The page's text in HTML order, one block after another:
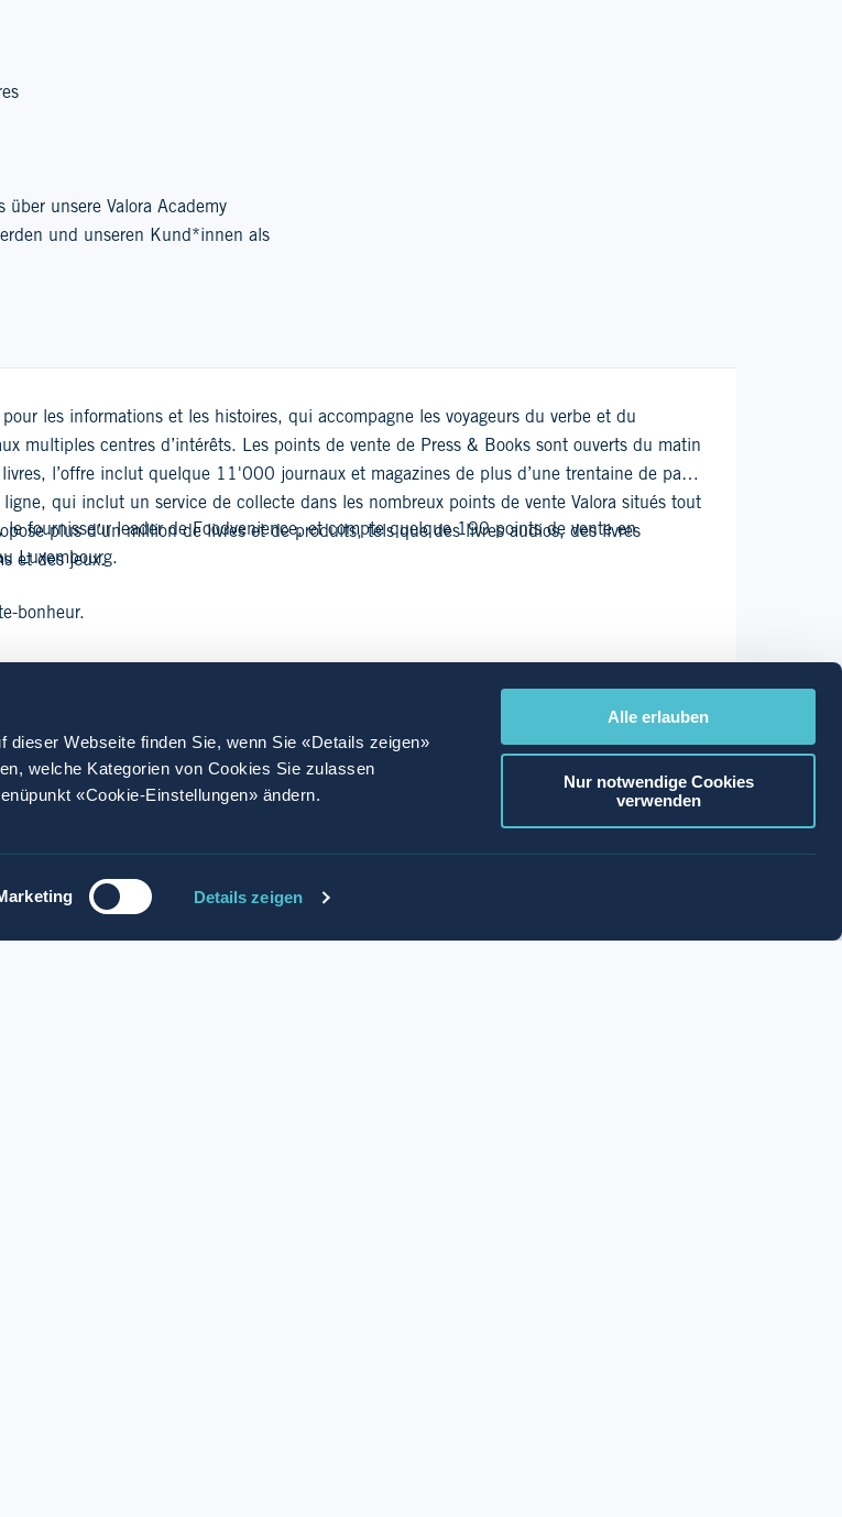
Webseite finden Sie, wenn Sie «Details zeigen»
welche Kategorien von Cookies Sie zulassen
«Cookie-Einstellungen» ändern.
Details zeigen
Alle erlauben
Nur notwendige Cookies
verwenden
unsere Valora Academy
und unseren Kund*innen als
les informations et les histoires, qui accompagne les voyageurs du verbe et du
multiples centres d’intérêts. Les points de vente de Press & Books sont ouverts du matin
l’offre inclut quelque 11'000 journaux et magazines de plus d’une trentaine de pays
qui inclut un service de collecte dans les nombreux points de vente Valora situés tout
plus d’un million de livres et de produits, tels que des livres audios, des livres
et des jeux.
le fournisseur leader de Foodvenience, et compte quelque 190 points de vente en
Luxembourg.
bonheur.